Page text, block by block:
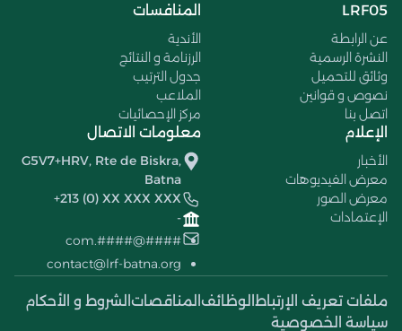
LRF05
عن الرابطة
النشرة الرسمية
وثائق للتحميل
نصوص و قوانين
اتصل بنا
المنافسات
الأندية
الرزنامة و النتائج
جدول الترتيب
الملاعب
مركز الإحصائيات
الإعلام
الأخبار
معرض الفيديوهات
معرض الصور
الإعتمادات
معلومات الاتصال
G5V7+HRV, Rte de Biskra,
Batna
+213 (0) XX XXX XXX
-
####@####.com
contact@lrf-batna.org
ملفات تعريف الإرتباط الوظائف المناقصات الشروط و الأحكام
سياسة الخصوصية